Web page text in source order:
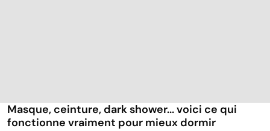
Masque, ceinture, dark shower... voici ce qui
fonctionne vraiment pour mieux dormir